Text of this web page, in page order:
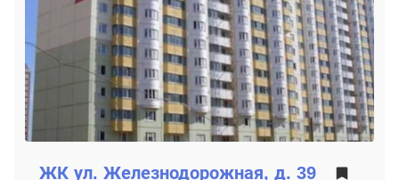
ЖК ул. Железнодорожная, д. 39